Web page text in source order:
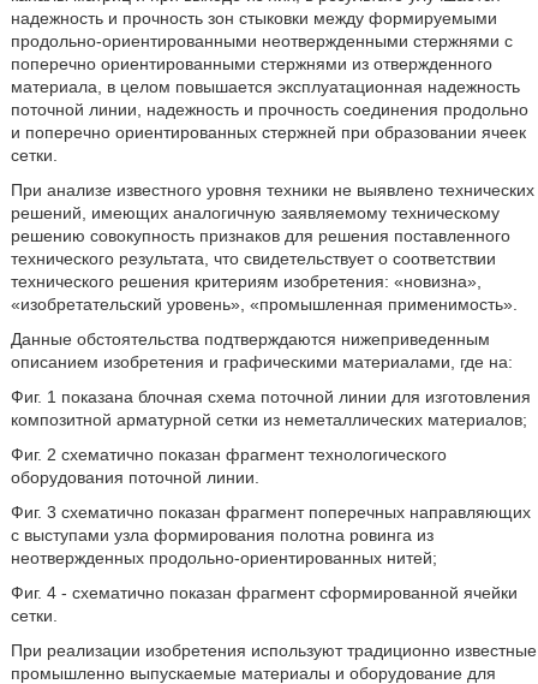
надежность и прочность зон стыковки между формируемыми
продольно-ориентированными неотвержденными стержнями с
поперечно ориентированными стержнями из отвержденного
материала, в целом повышается эксплуатационная надежность
поточной линии, надежность и прочность соединения продольно
и поперечно ориентированных стержней при образовании ячеек
сетки.
При анализе известного уровня техники не выявлено технических
решений, имеющих аналогичную заявляемому техническому
решению совокупность признаков для решения поставленного
технического результата, что свидетельствует о соответствии
технического решения критериям изобретения: «новизна»,
«изобретательский уровень», «промышленная применимость».
Данные обстоятельства подтверждаются нижеприведенным
описанием изобретения и графическими материалами, где на:
Фиг. 1 показана блочная схема поточной линии для изготовления
композитной арматурной сетки из неметаллических материалов;
Фиг. 2 схематично показан фрагмент технологического
оборудования поточной линии.
Фиг. 3 схематично показан фрагмент поперечных направляющих
с выступами узла формирования полотна ровинга из
неотвержденных продольно-ориентированных нитей;
Фиг. 4 - схематично показан фрагмент сформированной ячейки
сетки.
При реализации изобретения используют традиционно известные
промышленно выпускаемые материалы и оборудование для